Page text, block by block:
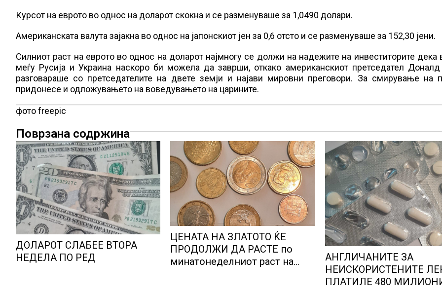
Курсот на еврото во однос на доларот скокна и се разменуваше за 1,0490 долари.
Американската валута зајакна во однос на јапонскиот јен за 0,6 отсто и се разменуваше за 152,30 јени.
Силниот раст на еврото во однос на доларот најмногу се должи на надежите на инвеститорите дека
меѓу Русија и Украина наскоро би можела да заврши, откако американскиот претседател
разговараше со претседателите на двете земји и најави мировни преговори. За смирување на
придонесе и одложувањето на воведувањето на царините.
фото freepic
Поврзана содржина
ДОЛАРОТ СЛАБЕЕ ВТОРА
НЕДЕЛА ПО РЕД
ЦЕНАТА НА ЗЛАТОТО ЌЕ
ПРОДОЛЖИ ДА РАСТЕ по
минатонеделниот раст на
АНГЛИЧАНИТЕ ЗА
НЕИСКОРИСТЕНИТЕ
ПЛАТИЛЕ 480